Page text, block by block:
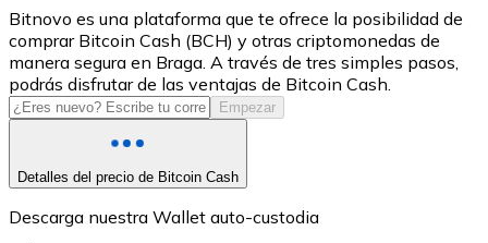
USD Coin
USDC
Bitnovo es una plataforma que te ofrece la posibilidad de
comprar Bitcoin Cash (BCH) y otras criptomonedas de
manera segura en Braga. A través de tres simples pasos,
podrás disfrutar de las ventajas de Bitcoin Cash.
Empezar
Detalles del precio de Bitcoin Cash
Descarga nuestra Wallet auto-custodia